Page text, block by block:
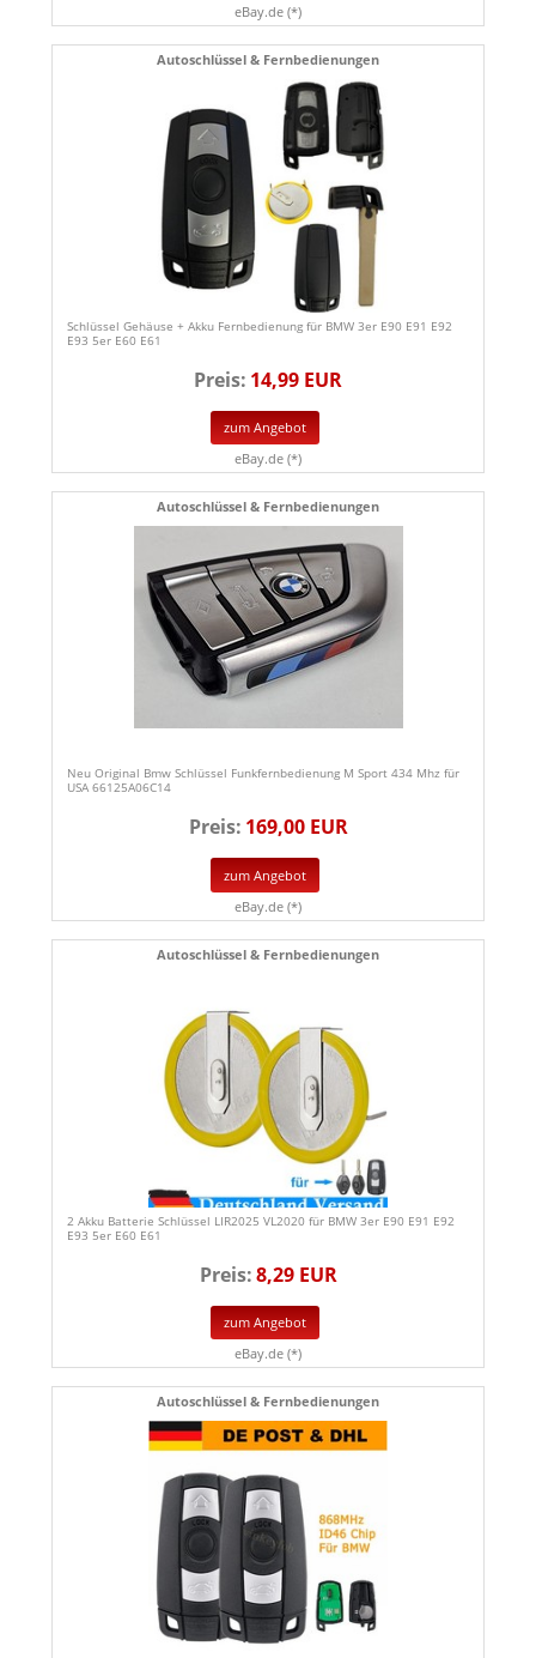
eBay.de (*)
Autoschlüssel & Fernbedienungen
Schlüssel Gehäuse + Akku Fernbedienung für BMW 3er E90 E91 E92
E93 5er E60 E61
Preis: 14,99 EUR
zum Angebot
eBay.de (*)
Autoschlüssel & Fernbedienungen
Neu Original Bmw Schlüssel Funkfernbedienung M Sport 434 Mhz für
USA 66125A06C14
Preis: 169,00 EUR
zum Angebot
eBay.de (*)
Autoschlüssel & Fernbedienungen
2 Akku Batterie Schlüssel LIR2025 VL2020 für BMW 3er E90 E91 E92
E93 5er E60 E61
Preis:8,29 EUR
zum Angebot
eBay.de (*)
Autoschlüssel & Fernbedienungen